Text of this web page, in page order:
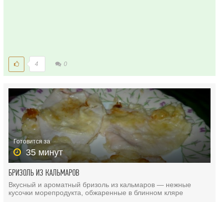
4 0
Готовится за
35 минут
БРИЗОЛЬ ИЗ КАЛЬМАРОВ
Вкусный и ароматный бризоль из кальмаров — нежные
кусочки морепродукта, обжаренные в блинном кляре